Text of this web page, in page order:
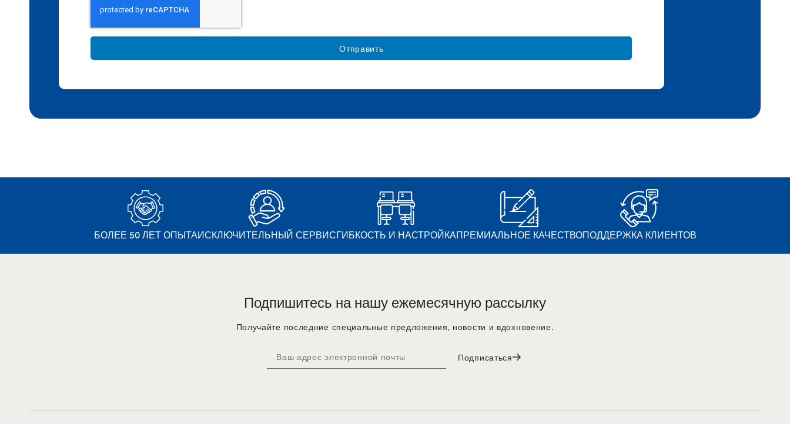
Отправить
БОЛЕЕ 50 ЛЕТ ОПЫТАИСКЛЮЧИТЕЛЬНЫЙ СЕРВИСГИБКОСТЬ И НАСТРОЙКАПРЕМИАЛЬНОЕ КАЧЕСТВОПОДДЕРЖКА КЛИЕНТОВ
Подпишитесь на нашу ежемесячную рассылку
Получайте последние специальные предложения, новости и вдохновение.
Подписаться